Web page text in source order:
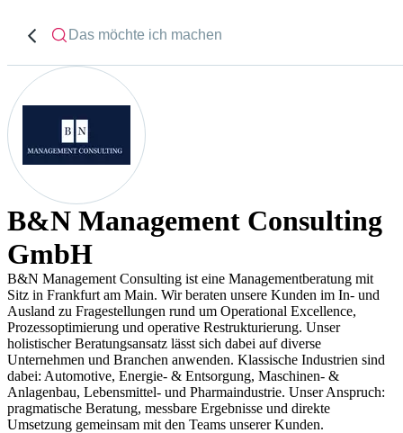
B&N Management Consulting
GmbH
B&N Management Consulting ist eine Managementberatung mit
Sitz in Frankfurt am Main. Wir beraten unsere Kunden im In- und
Ausland zu Fragestellungen rund um Operational Excellence,
Prozessoptimierung und operative Restrukturierung. Unser
holistischer Beratungsansatz lässt sich dabei auf diverse
Unternehmen und Branchen anwenden. Klassische Industrien sind
dabei: Automotive, Energie- & Entsorgung, Maschinen- &
Anlagenbau, Lebensmittel- und Pharmaindustrie. Unser Anspruch:
pragmatische Beratung, messbare Ergebnisse und direkte
Umsetzung gemeinsam mit den Teams unserer Kunden.